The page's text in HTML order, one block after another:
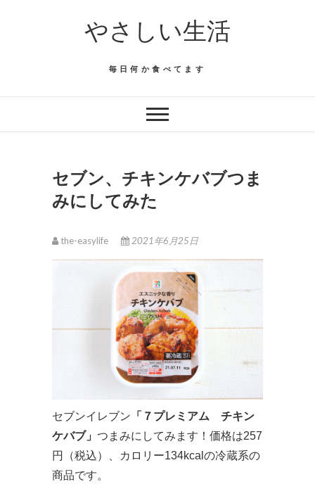
やさしい生活
毎日何か食べてます
セブン、チキンケバブつま
みにしてみた
the-easylife 2021年6月25日
セブンイレブン 「７プレミアム チキン
ケバブ」 つまみにしてみます！価格は257
円（税込）、カロリー134kcalの冷蔵系の
商品です。